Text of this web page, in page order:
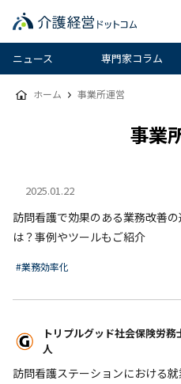
ニュース 専門家コラム
事業
ホーム 事業所運営
2025.01.22
訪問看護で効果のある業務改善
は？事例やツールもご紹介
#業務効率化
トリプルグッド社会保険労務
人
訪問看護ステーションにおける